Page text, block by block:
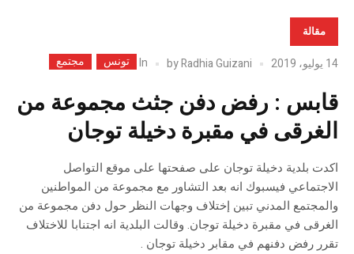
مقالة
14 يوليو، 2019 byRadhia Guizani
In تونس مجتمع
قابس : رفض دفن جثث مجموعة من
الغرقى في مقبرة دخيلة توجان
اكدت بلدية دخيلة توجان على صفحتها على موقع التواصل
الاجتماعي فيسبوك انه بعد التشاور مع مجموعة من المواطنين
والمجتمع المدني تبين إختلاف وجهات النظر حول دفن مجموعة من
الغرقى في مقبرة دخيلة توجان. وقالت البلدية انه اجتنابا للاختلاف
تقرر رفض دفنهم في مقابر دخيلة توجان .